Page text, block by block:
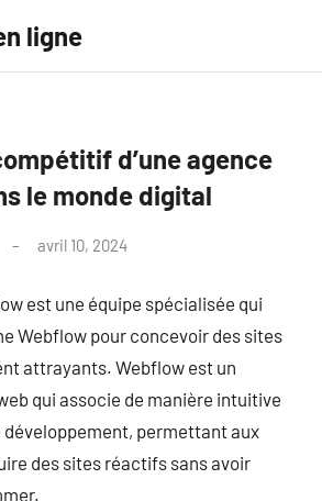
ligne
d’une agence
le monde digital
avril 10, 2024
est une équipe spécialisée qui
Webflow pour concevoir des sites
attrayants. Webflow est un
qui associe de manière intuitive
permettant aux
des sites réactifs sans avoir